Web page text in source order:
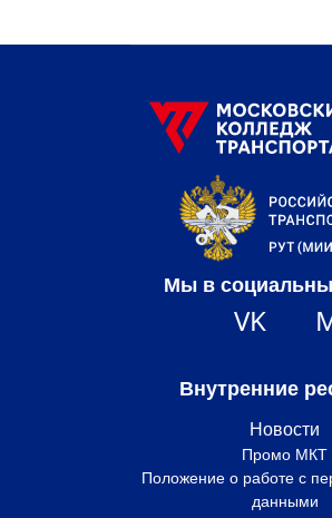
Мы в
VK
Внутренние
Новости
Промо МКТ
Положение о работе с
данными